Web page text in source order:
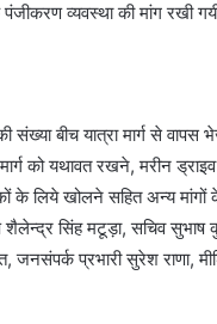
व्यवस्था की मांग रखी
संख्या बीच यात्रा मार्ग से
को यथावत रखने, मरीन
के लिये खोलने सहित अन्य
शैलेन्द्र सिंह मटूड़ा, सचिव सुभाष
प्रभारी सुरेश राणा,